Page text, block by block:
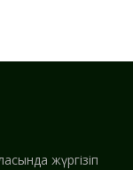
жүргізіп